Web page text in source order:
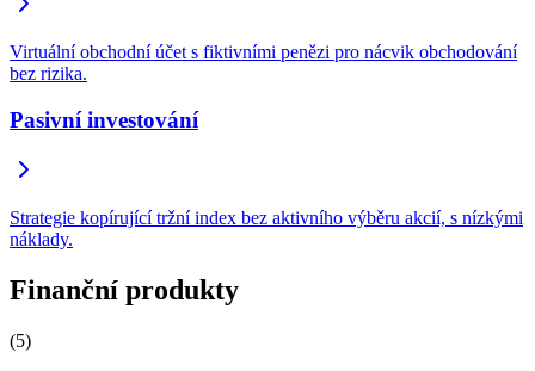
Virtuální obchodní účet s fiktivními penězi pro nácvik obchodování
bez rizika.
Pasivní investování
Strategie kopírující tržní index bez aktivního výběru akcií, s nízkými
náklady.
Finanční produkty
(5)